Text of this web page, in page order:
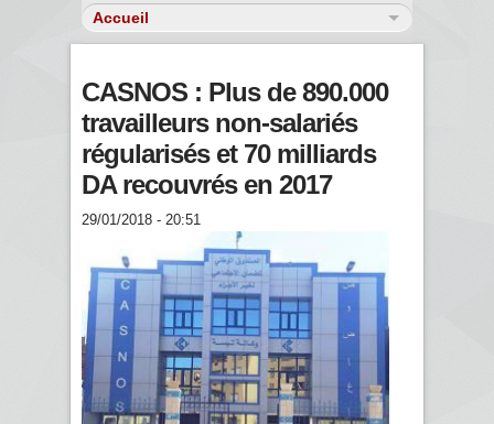
CASNOS : Plus de 890.000
travailleurs non-salariés
régularisés et 70 milliards
DA recouvrés en 2017
29/01/2018 - 20:51